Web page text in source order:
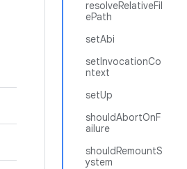
resolveRelativeFil
ePath
setAbi
setInvocationCo
ntext
setUp
shouldAbortOnF
ailure
shouldRemountS
ystem